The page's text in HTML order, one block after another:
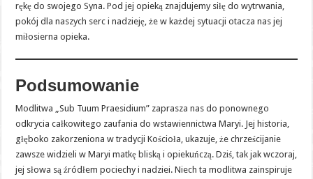
rękę do swojego Syna. Pod jej opieką znajdujemy siłę do wytrwania,
pokój dla naszych serc i nadzieję, że w każdej sytuacji otacza nas jej
miłosierna opieka.
Podsumowanie
Modlitwa „Sub Tuum Praesidium” zaprasza nas do ponownego
odkrycia całkowitego zaufania do wstawiennictwa Maryi. Jej historia,
głęboko zakorzeniona w tradycji Kościoła, ukazuje, że chrześcijanie
zawsze widzieli w Maryi matkę bliską i opiekuńczą. Dziś, tak jak wczoraj,
jej słowa są źródłem pociechy i nadziei. Niech ta modlitwa zainspiruje